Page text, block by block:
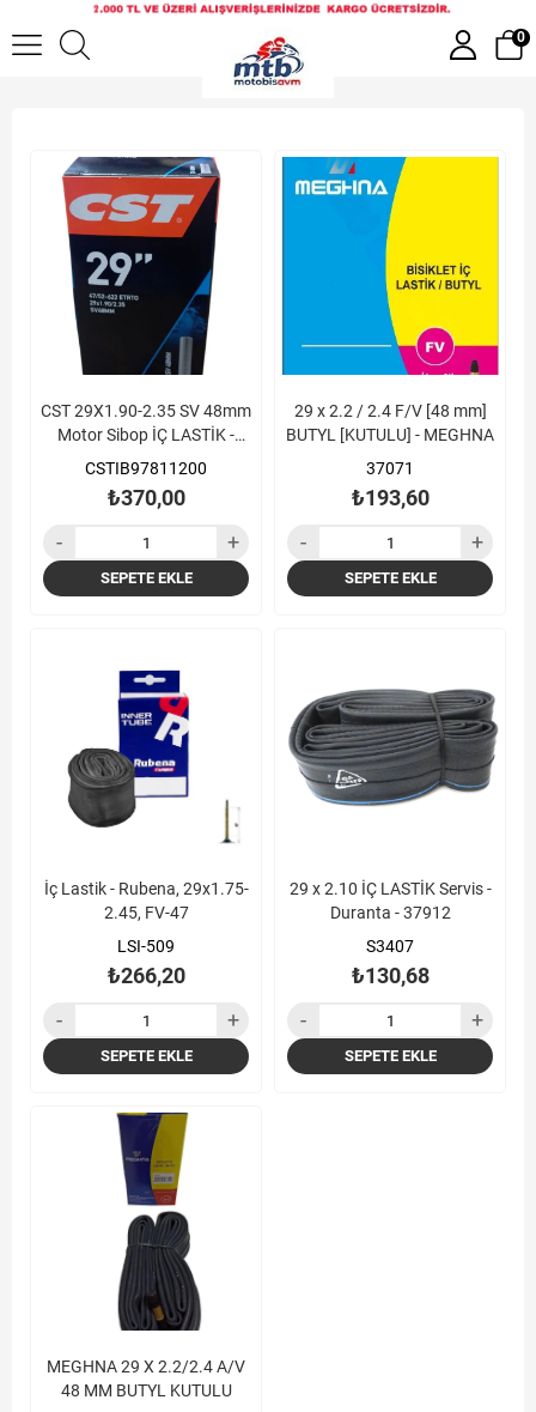
0
CST 29X1.90-2.35 SV 48mm
Motor Sibop İÇ LASTİK -
CSTIB00240700
CSTIB97811200
₺370,00
SEPETE EKLE
29 x 2.2 / 2.4 F/V [48 mm]
BUTYL [KUTULU] - MEGHNA
37071
₺193,60
SEPETE EKLE
İç Lastik - Rubena, 29x1.75-
2.45, FV-47
LSI-509
₺266,20
SEPETE EKLE
29 x 2.10 İÇ LASTİK Servis -
Duranta - 37912
S3407
₺130,68
SEPETE EKLE
MEGHNA 29 X 2.2/2.4 A/V
48 MM BUTYL KUTULU